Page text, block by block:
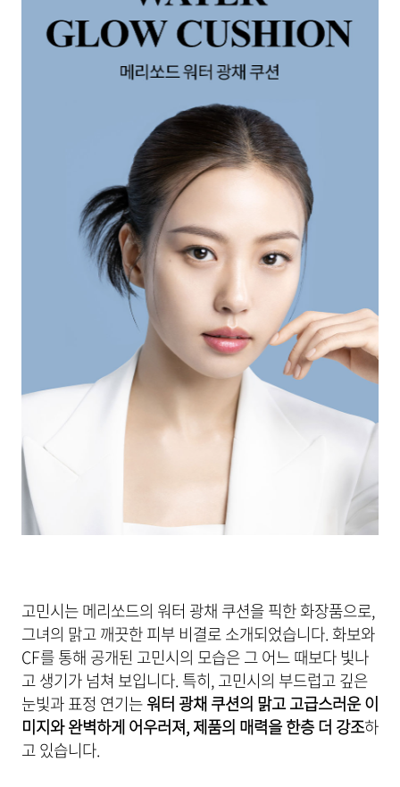
고민시는 메리쏘드의 워터 광채 쿠션을 픽한 화장품으로,
그녀의 맑고 깨끗한 피부 비결로 소개되었습니다. 화보와
CF를 통해 공개된 고민시의 모습은 그 어느 때보다 빛나
고 생기가 넘쳐 보입니다. 특히, 고민시의 부드럽고 깊은
눈빛과 표정 연기는워터 광채 쿠션의 맑고 고급스러운 이
미지와 완벽하게 어우러져, 제품의 매력을 한층 더 강조하
고 있습니다.